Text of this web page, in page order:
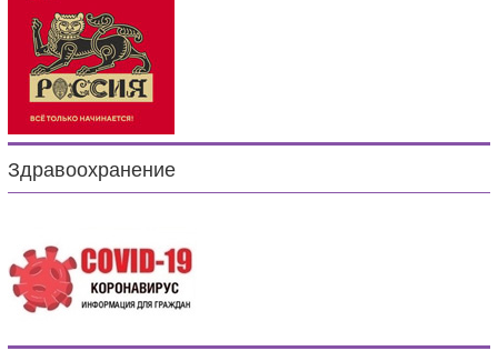
Здравоохранение